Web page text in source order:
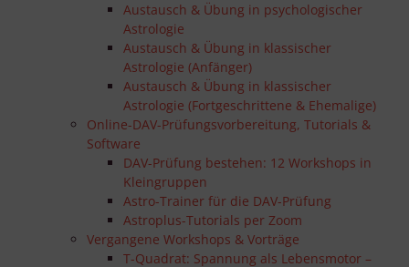
Austausch & Übung in psychologischer
Astrologie
Austausch & Übung in klassischer
Astrologie (Anfänger)
Austausch & Übung in klassischer
Astrologie (Fortgeschrittene & Ehemalige)
Online-DAV-Prüfungsvorbereitung, Tutorials &
Software
DAV-Prüfung bestehen: 12 Workshops in
Kleingruppen
Astro-Trainer für die DAV-Prüfung
Astroplus-Tutorials per Zoom
Vergangene Workshops & Vorträge
T-Quadrat: Spannung als Lebensmotor –